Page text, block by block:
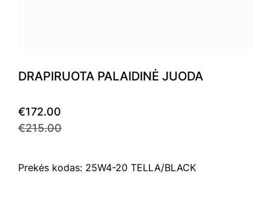
DRAPIRUOTA PALAIDINĖ JUODA
€172.00
€215.00
Prekės kodas: 25W4-20 TELLA/BLACK